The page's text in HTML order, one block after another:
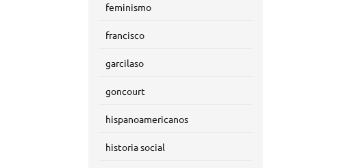
feminismo
francisco
garcilaso
goncourt
hispanoamericanos
historia social